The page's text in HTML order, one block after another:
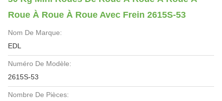
Roue À Roue À Roue Avec Frein 2615S-53
Nom De Marque:
EDL
Numéro De Modèle:
2615S-53
Nombre De Pièces: